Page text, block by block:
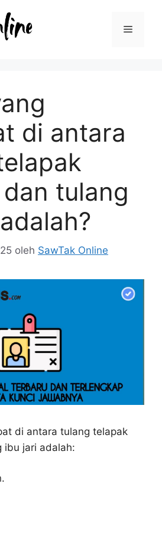
Menu
di antara
tulang
oleh SawTak Online
di antara tulang telapak
ibu jari adalah: